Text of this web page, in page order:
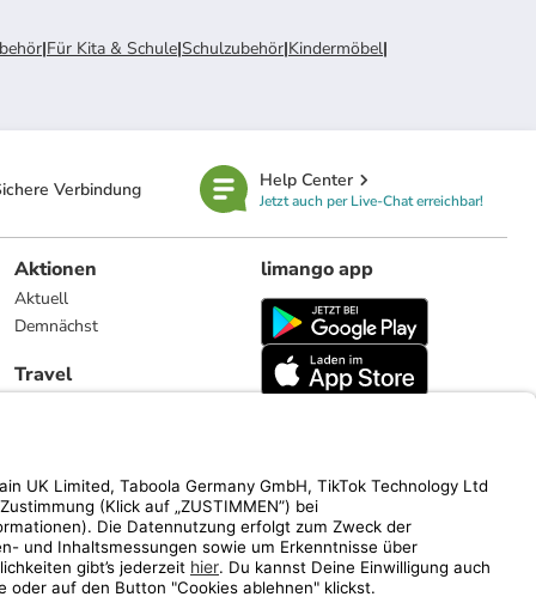
|Für Kita & Schule|Schulzubehör|Kindermöbel|
Verbindung Help Center
Jetzt auch per Live-Chat erreichbar!
Aktionen
Aktuell
Demnächst
Travel
limango app
limango.nl limango.pl